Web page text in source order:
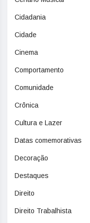
Cidadania
Cidade
Cinema
Comportamento
Comunidade
Crônica
Cultura e Lazer
Datas comemorativas
Decoração
Destaques
Direito
Direito Trabalhista